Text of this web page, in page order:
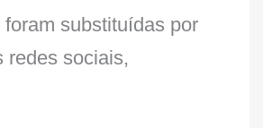
substituídas por
redes sociais,